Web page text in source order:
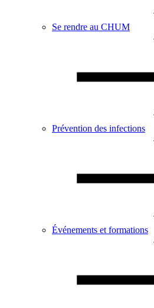
Se rendre au CHUM
Prévention des infections
Événements et formations